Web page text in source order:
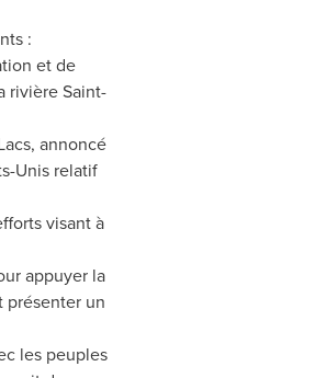
:
et de
rivière Saint-
annoncé
Unis relatif
visant à
appuyer la
présenter un
les peuples